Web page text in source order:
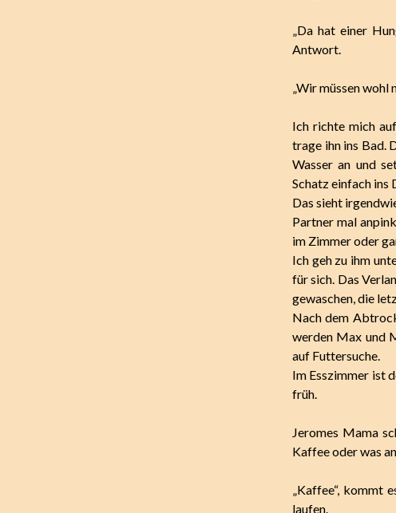
„Da hat einer
Antwort.
„Wir müssen wohl
Ich richte mich
trage ihn ins Bad.
Wasser an und
Schatz einfach ins
Das sieht
Partner mal
im Zimmer oder
Ich geh zu ihm
für sich. Das
gewaschen, die
Nach dem
werden Max und
auf Futtersuche.
Im Esszimmer ist
früh.
Jeromes Mama
Kaffee oder was
„Kaffee“, kommt
laufen.